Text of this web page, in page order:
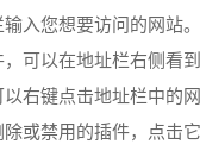
入您想要访问的网站。
可以在地址栏右侧看
右键点击地址栏中的
或禁用的插件，点击它